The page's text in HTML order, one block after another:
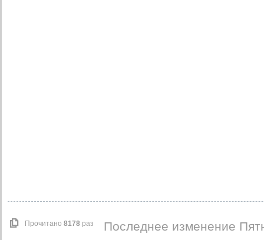
Прочитано 8178 раз Последнее изменение